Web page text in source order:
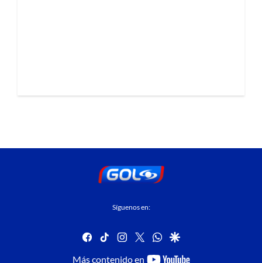
Síguenos en:
facebook
tiktok instagram
twitterwhatsapp
google
Más contenido en youtube-